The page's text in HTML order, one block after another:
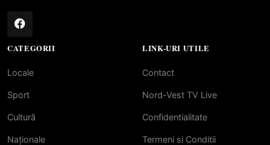
CATEGORII
Locale
Sport
Cultură
Naționale
LINK-URI UTILE
Contact
Nord-Vest TV Live
Confidentialitate
Termeni si Conditii